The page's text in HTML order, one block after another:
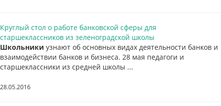
Круглый стол о работе банковской сферы для
старшеклассников из зеленоградской школы
Школьники узнают об основных видах деятельности банков и
взаимодействии банков и бизнеса. 28 мая педагоги и
старшеклассники из средней школы ...
28.05.2016